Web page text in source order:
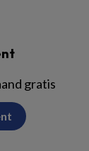
gratis